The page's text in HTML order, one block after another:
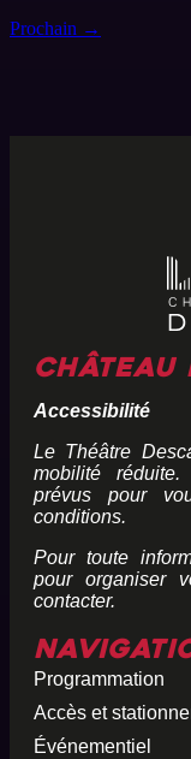
Prochain →
Château
Accessibilité
Le Théâtre
mobilité
prévus pour
conditions.
Pour toute
pour organiser
contacter.
Programmation
Accès et
Événementiel